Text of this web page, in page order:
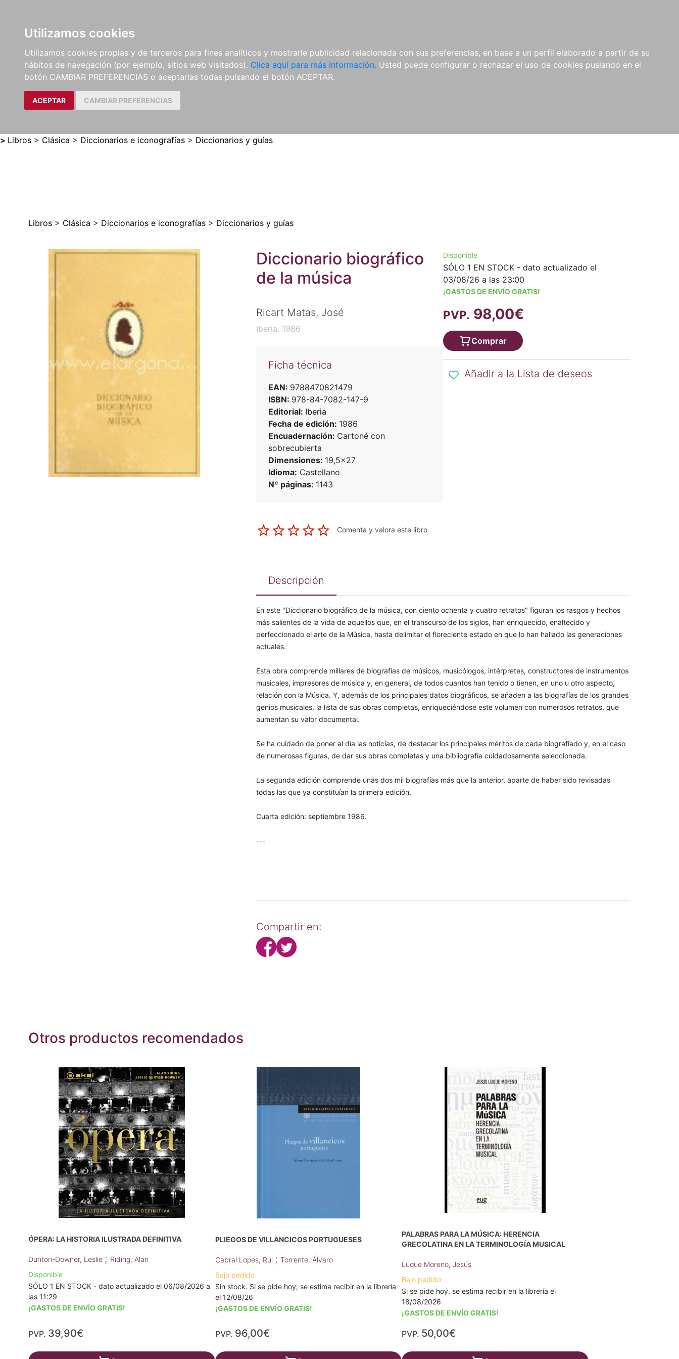
Utilizamos cookies
Utilizamos cookies propias y de terceros para fines analíticos y mostrarle publicidad relacionada con sus preferencias, en base a un perfil elaborado a partir de su
hábitos de navegación (por ejemplo, sitios web visitados). Clica aquí para más información. Usted puede configurar o rechazar el uso de cookies puslando en el
botón CAMBIAR PREFERENCIAS o aceptarlas todas pulsando el botón ACEPTAR.
ACEPTAR CAMBIAR PREFERENCIAS
LIBROS
MÉTODOS Y
EJERCICIOS
PARTITURAS Y EDICIONES
CRÍTICAS
REVISTAS
CDS Y
DVDS
MATERIAL
COMPLEMENTARIO
NOVEDADES NOTICIAS
COMPRAS
INSTITUCIONALES
> Libros > Clásica > Diccionarios e iconografías > Diccionarios y guías
Libros > Clásica > Diccionarios e iconografías > Diccionarios y guías
Diccionario biográfico
de la música
Ricart Matas, José
Iberia. 1986
Ficha técnica
EAN: 9788470821479
ISBN: 978-84-7082-147-9
Editorial: Iberia
Fecha de edición: 1986
Encuadernación: Cartoné con
sobrecubierta
Dimensiones: 19,5x27
Idioma: Castellano
Nº páginas: 1143
Comenta y valora este libro
Disponible
SÓLO 1 EN STOCK - dato actualizado el
03/08/26 a las 23:00
¡GASTOS DE ENVÍO GRATIS!
PVP. 98,00€
Comprar
Añadir a la Lista de deseos
Descripción
En este "Diccionario biográfico de la música, con ciento ochenta y cuatro retratos" figuran los rasgos y hechos
más salientes de la vida de aquellos que, en el transcurso de los siglos, han enriquecido, enaltecido y
perfeccionado el arte de la Música, hasta delimitar el floreciente estado en que lo han hallado las generaciones
actuales.
Esta obra comprende millares de biografías de músicos, musicólogos, intérpretes, constructores de instrumentos
musicales, impresores de música y, en general, de todos cuantos han tenido o tienen, en uno u otro aspecto,
relación con la Música. Y, además de los principales datos biográficos, se añaden a las biografías de los grandes
genios musicales, la lista de sus obras completas, enriqueciéndose este volumen con numerosos retratos, que
aumentan su valor documental.
Se ha cuidado de poner al día las noticias, de destacar los principales méritos de cada biografiado y, en el caso
de numerosas figuras, de dar sus obras completas y una bibliografía cuidadosamente seleccionada.
La segunda edición comprende unas dos mil biografías más que la anterior, aparte de haber sido revisadas
todas las que ya constituían la primera edición.
Cuarta edición: septiembre 1986.
---
Compartir en:
Otros productos recomendados
ÓPERA: LA HISTORIA ILUSTRADA DEFINITIVA
Dunton-Downer, Leslie ; Riding, Alan
Disponible
SÓLO 1 EN STOCK - dato actualizado el 06/08/2026 a
las 11:29
¡GASTOS DE ENVÍO GRATIS!
PVP. 39,90€
PLIEGOS DE VILLANCICOS PORTUGUESES
Cabral Lopes, Rui ; Torrente, Álvaro
Bajo pedido
Sin stock. Si se pide hoy, se estima recibir en la librería
el 12/08/26
¡GASTOS DE ENVÍO GRATIS!
PVP. 96,00€
PALABRAS PARA LA MÚSICA: HERENCIA
GRECOLATINA EN LA TERMINOLOGÍA MUSICAL
Luque Moreno, Jesús
Bajo pedido
Si se pide hoy, se estima recibir en la librería el
18/08/2026
¡GASTOS DE ENVÍO GRATIS!
PVP. 50,00€